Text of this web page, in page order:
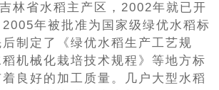
林省水稻主产区，2002年就已开
年被批准为国家级绿优水稻标
制定了《绿优水稻生产工艺规
机械化栽培技术规程》等地方标
良好的加工质量。几户大型水稻